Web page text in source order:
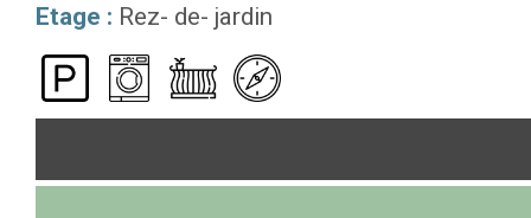
Etage : Rez- de- jardin